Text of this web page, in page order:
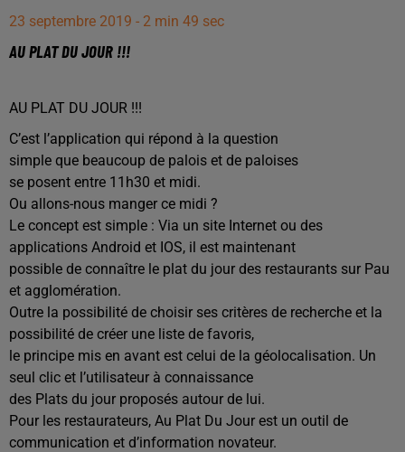
23 septembre 2019 - 2 min 49 sec
AU PLAT DU JOUR !!!
AU PLAT DU JOUR !!!
C’est l’application qui répond à la question
simple que beaucoup de palois et de paloises
se posent entre 11h30 et midi.
Ou allons-nous manger ce midi ?
Le concept est simple : Via un site Internet ou des
applications Android et IOS, il est maintenant
possible de connaître le plat du jour des restaurants sur Pau
et agglomération.
Outre la possibilité de choisir ses critères de recherche et la
possibilité de créer une liste de favoris,
le principe mis en avant est celui de la géolocalisation. Un
seul clic et l’utilisateur à connaissance
des Plats du jour proposés autour de lui.
Pour les restaurateurs, Au Plat Du Jour est un outil de
communication et d’information novateur.